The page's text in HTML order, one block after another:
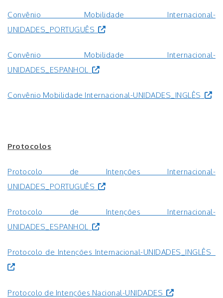
Convênio Mobilidade Internacional-
UNIDADES_PORTUGUÊS
Convênio Mobilidade Internacional-
UNIDADES_ESPANHOL
Convênio Mobilidade Internacional-UNIDADES_INGLÊS
Protocolos
Protocolo de Intenções Internacional-
UNIDADES_PORTUGUÊS
Protocolo de Intenções Internacional-
UNIDADES_ESPANHOL
Protocolo de Intenções Internacional-UNIDADES_INGLÊS
Protocolo de Intenções Nacional-UNIDADES